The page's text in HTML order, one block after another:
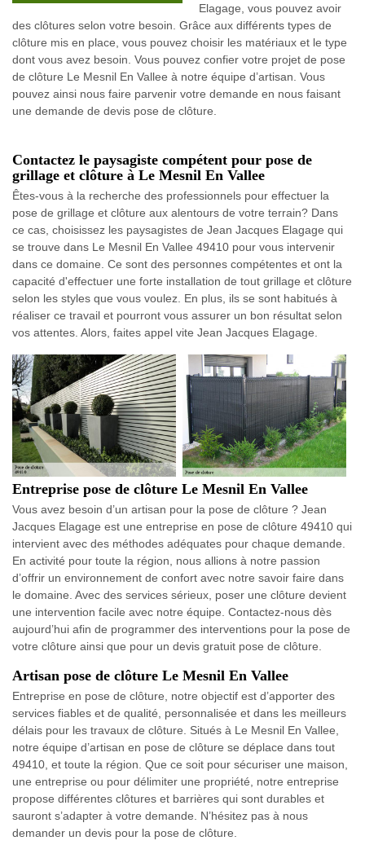
Elagage, vous pouvez avoir
des clôtures selon votre besoin. Grâce aux différents types de
clôture mis en place, vous pouvez choisir les matériaux et le type
dont vous avez besoin. Vous pouvez confier votre projet de pose
de clôture Le Mesnil En Vallee à notre équipe d’artisan. Vous
pouvez ainsi nous faire parvenir votre demande en nous faisant
une demande de devis pose de clôture.
Contactez le paysagiste compétent pour pose de
grillage et clôture à Le Mesnil En Vallee
Êtes-vous à la recherche des professionnels pour effectuer la
pose de grillage et clôture aux alentours de votre terrain? Dans
ce cas, choisissez les paysagistes de Jean Jacques Elagage qui
se trouve dans Le Mesnil En Vallee 49410 pour vous intervenir
dans ce domaine. Ce sont des personnes compétentes et ont la
capacité d'effectuer une forte installation de tout grillage et clôture
selon les styles que vous voulez. En plus, ils se sont habitués à
réaliser ce travail et pourront vous assurer un bon résultat selon
vos attentes. Alors, faites appel vite Jean Jacques Elagage.
Entreprise pose de clôture Le Mesnil En Vallee
Vous avez besoin d’un artisan pour la pose de clôture ? Jean
Jacques Elagage est une entreprise en pose de clôture 49410 qui
intervient avec des méthodes adéquates pour chaque demande.
En activité pour toute la région, nous allions à notre passion
d’offrir un environnement de confort avec notre savoir faire dans
le domaine. Avec des services sérieux, poser une clôture devient
une intervention facile avec notre équipe. Contactez-nous dès
aujourd’hui afin de programmer des interventions pour la pose de
votre clôture ainsi que pour un devis gratuit pose de clôture.
Artisan pose de clôture Le Mesnil En Vallee
Entreprise en pose de clôture, notre objectif est d’apporter des
services fiables et de qualité, personnalisée et dans les meilleurs
délais pour les travaux de clôture. Situés à Le Mesnil En Vallee,
notre équipe d’artisan en pose de clôture se déplace dans tout
49410, et toute la région. Que ce soit pour sécuriser une maison,
une entreprise ou pour délimiter une propriété, notre entreprise
propose différentes clôtures et barrières qui sont durables et
sauront s’adapter à votre demande. N’hésitez pas à nous
demander un devis pour la pose de clôture.